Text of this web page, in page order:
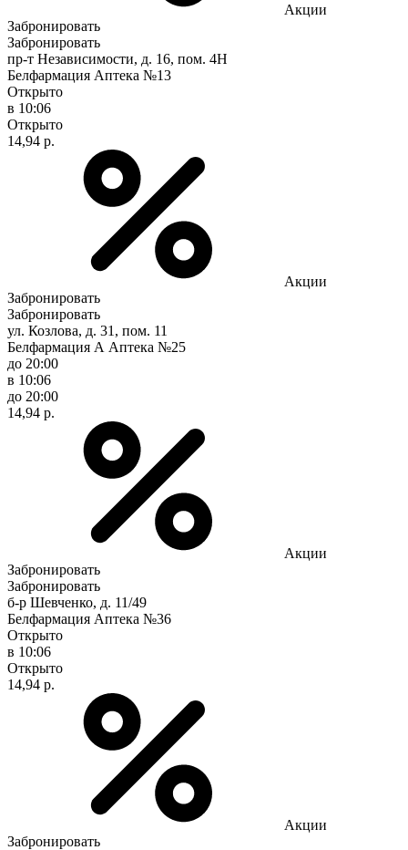
Акции
Забронировать
Забронировать
пр-т Независимости, д. 16, пом. 4Н
Белфармация Аптека №13
Открыто
в 10:06
Открыто
14,94 р.
Акции
Забронировать
Забронировать
ул. Козлова, д. 31, пом. 11
Белфармация А Аптека №25
до 20:00
в 10:06
до 20:00
14,94 р.
Акции
Забронировать
Забронировать
б-р Шевченко, д. 11/49
Белфармация Аптека №36
Открыто
в 10:06
Открыто
14,94 р.
Акции
Забронировать